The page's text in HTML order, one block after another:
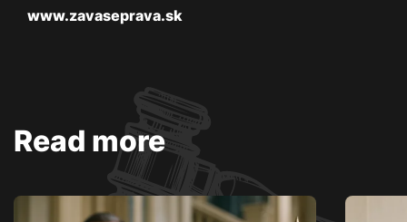
www.zavaseprava.sk
Read more